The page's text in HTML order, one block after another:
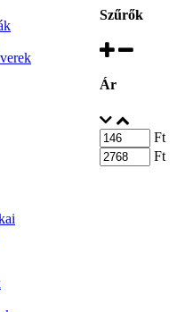
Szűrők
Ár
Ft
Ft